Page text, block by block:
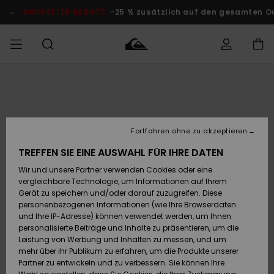
Produktinformation
DOPPELTER RABATT -25 % zusätzlich auf den gesamten
Accessoires
Schuhe&
Flip-Flops
Surf
Snow
JUNGEN
Accessoires
Schuhe&
Flip-Flops
Surf
Snow
FRAUEN
Brandneu
Highlights
Snow
SURF
Kinder
Highlights
Community
SNOW
Kinder
Snow Shop
Damen
Highlights
DOPPELTER
RABATT
KINDER
Outlet
Frauen
Versand
Retouren
Bezahlung
Geschenkkarte
Quiksilver
TREFFEN SIE EINE AUSWAHL FÜR IHRE DATEN
Wir und unsere Partner verwenden Cookies oder eine
vergleichbare Technologie, um Informationen auf Ihrem
Gerät zu speichern und/oder darauf zuzugreifen. Diese
personenbezogenen Informationen (wie Ihre Browserdaten
und Ihre IP-Adresse) können verwendet werden, um Ihnen
personalisierte Beiträge und Inhalte zu präsentieren, um die
Leistung von Werbung und Inhalten zu messen, und um
mehr über ihr Publikum zu erfahren, um die Produkte unserer
Partner zu entwickeln und zu verbessern. Sie können Ihre
Fortfahren ohne zu akzeptieren